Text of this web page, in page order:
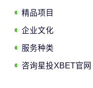
精品项目
企业文化
服务种类
咨询星投XBET官网